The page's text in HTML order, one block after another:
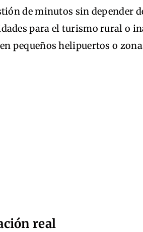
de minutos sin depender
para el turismo rural o
pequeños helipuertos o
real